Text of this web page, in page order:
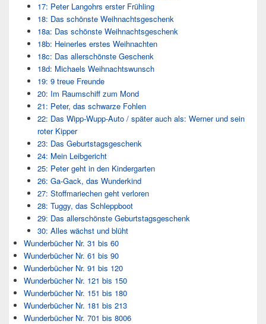
17: Peter Langohrs erster Frühling
18: Das schönste Weihnachtsgeschenk
18a: Das schönste Weihnachtsgeschenk
18b: Heinerles erstes Weihnachten
18c: Das allerschönste Geschenk
18d: Michaels Weihnachtswunsch
19: 9 treue Freunde
20: Im Raumschiff zum Mond
21: Peter, das schwarze Fohlen
22: Das Wipp-Wupp-Auto / später auch als: Werner und sein
roter Kipper
23: Das Geburtstagsgeschenk
24: Mein Leibgericht
25: Peter geht in den Kindergarten
26: Ga-Gack, das Wunderkind
27: Stoffmariechen geht verloren
28: Tuggy, das Schleppboot
29: Das allerschönste Geburtstagsgeschenk
30: Alles wächst und blüht
Wunderbücher Nr. 31 bis 60
Wunderbücher Nr. 61 bis 90
Wunderbücher Nr. 91 bis 120
Wunderbücher Nr. 121 bis 150
Wunderbücher Nr. 151 bis 180
Wunderbücher Nr. 181 bis 213
Wunderbücher Nr. 701 bis 8006